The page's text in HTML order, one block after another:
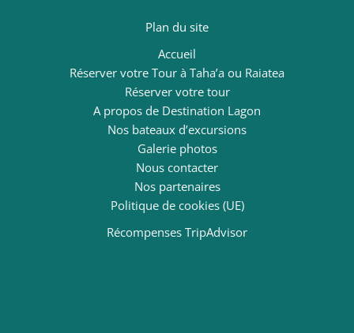
Plan du site
Accueil
Réserver votre Tour à Taha’a ou Raiatea
Réserver votre tour
A propos de Destination Lagon
Nos bateaux d’excursions
Galerie photos
Nous contacter
Nos partenaires
Politique de cookies (UE)
Récompenses TripAdvisor